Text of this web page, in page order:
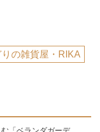
の雑貨屋・RIKA